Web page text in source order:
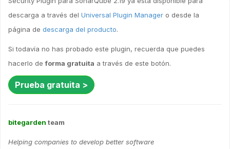
descarga a través del Universal Plugin Manager o desde la
página de descarga del producto.
Si todavía no has probado este plugin, recuerda que puedes
hacerlo deforma gratuita a través de este botón.
Prueba gratuita >
bitegarden team
Helping companies to develop better software